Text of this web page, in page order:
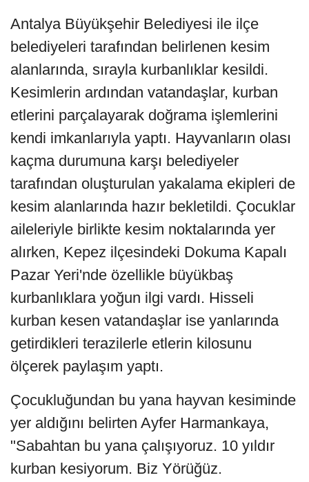
Antalya Büyükşehir Belediyesi ile ilçe
belediyeleri tarafından belirlenen kesim
alanlarında, sırayla kurbanlıklar kesildi.
Kesimlerin ardından vatandaşlar, kurban
etlerini parçalayarak doğrama işlemlerini
kendi imkanlarıyla yaptı. Hayvanların olası
kaçma durumuna karşı belediyeler
tarafından oluşturulan yakalama ekipleri de
kesim alanlarında hazır bekletildi. Çocuklar
aileleriyle birlikte kesim noktalarında yer
alırken, Kepez ilçesindeki Dokuma Kapalı
Pazar Yeri'nde özellikle büyükbaş
kurbanlıklara yoğun ilgi vardı. Hisseli
kurban kesen vatandaşlar ise yanlarında
getirdikleri terazilerle etlerin kilosunu
ölçerek paylaşım yaptı.
Çocukluğundan bu yana hayvan kesiminde
yer aldığını belirten Ayfer Harmankaya,
"Sabahtan bu yana çalışıyoruz. 10 yıldır
kurban kesiyorum. Biz Yörüğüz.